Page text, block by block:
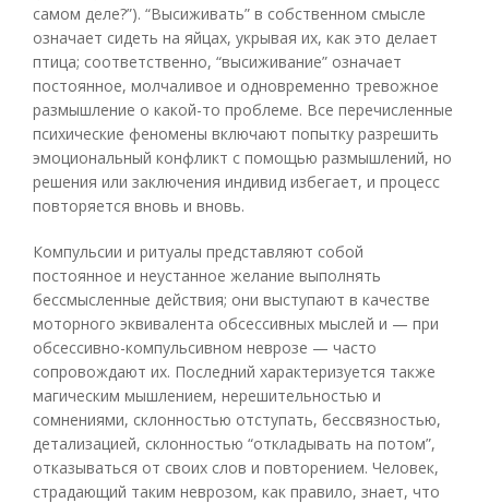
самом деле?”). “Высиживать” в собственном смысле
означает сидеть на яйцах, укрывая их, как это делает
птица; соответственно, “высиживание” означает
постоянное, молчаливое и одновременно тревожное
размышление о какой-то проблеме. Все перечисленные
психические феномены включают попытку разрешить
эмоциональный конфликт с помощью размышлений, но
решения или заключения индивид избегает, и процесс
повторяется вновь и вновь.
Компульсии и ритуалы представляют собой
постоянное и неустанное желание выполнять
бессмысленные действия; они выступают в качестве
моторного эквивалента обсессивных мыслей и — при
обсессивно-компульсивном неврозе — часто
сопровождают их. Последний характеризуется также
магическим мышлением, нерешительностью и
сомнениями, склонностью отступать, бессвязностью,
детализацией, склонностью “откладывать на потом”,
отказываться от своих слов и повторением. Человек,
страдающий таким неврозом, как правило, знает, что